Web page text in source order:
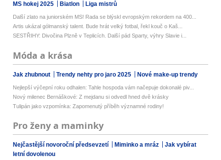
MS hokej 2025 Biatlon Liga mistrů
Další zlato na juniorském MS! Rada se blýskl evropským rekordem na 400...
Artis ukázal gólmanský talent. Bude hrát velký fotbal, řekl kouč o Kaš...
SESTŘIHY: Divočina Plzně v Teplicích. Další pád Sparty, výhry Slavie i...
Móda a krása
Jak zhubnout Trendy nehty pro jaro 2025 Nové make-up trendy
Nejlepší výčepní roku odhalen: Tahle hospoda vám načepuje dokonalé piv...
Nový milenec Bernáškové: Z mejdanu si odvedl hned dvě krásky
Tulipán jako vzpomínka: Zapomenutý příběh významné rodiny!
Pro ženy a maminky
Nejčastější novoroční předsevzetí Miminko a mráz
Jak vybírat
letní dovolenou